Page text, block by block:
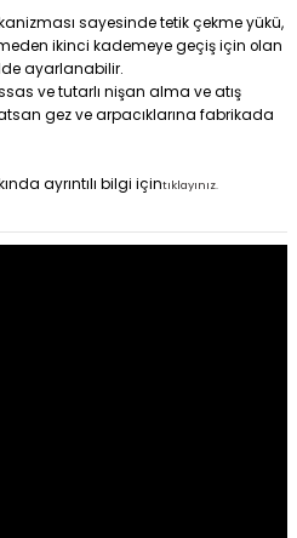
sayesinde tetik çekme yükü,
ikinci kademeye geçiş için olan
ayarlanabilir.
ve tutarlı nişan alma ve atış
gez ve arpacıklarına fabrikada
ayrıntılı bilgi içintıklayınız.